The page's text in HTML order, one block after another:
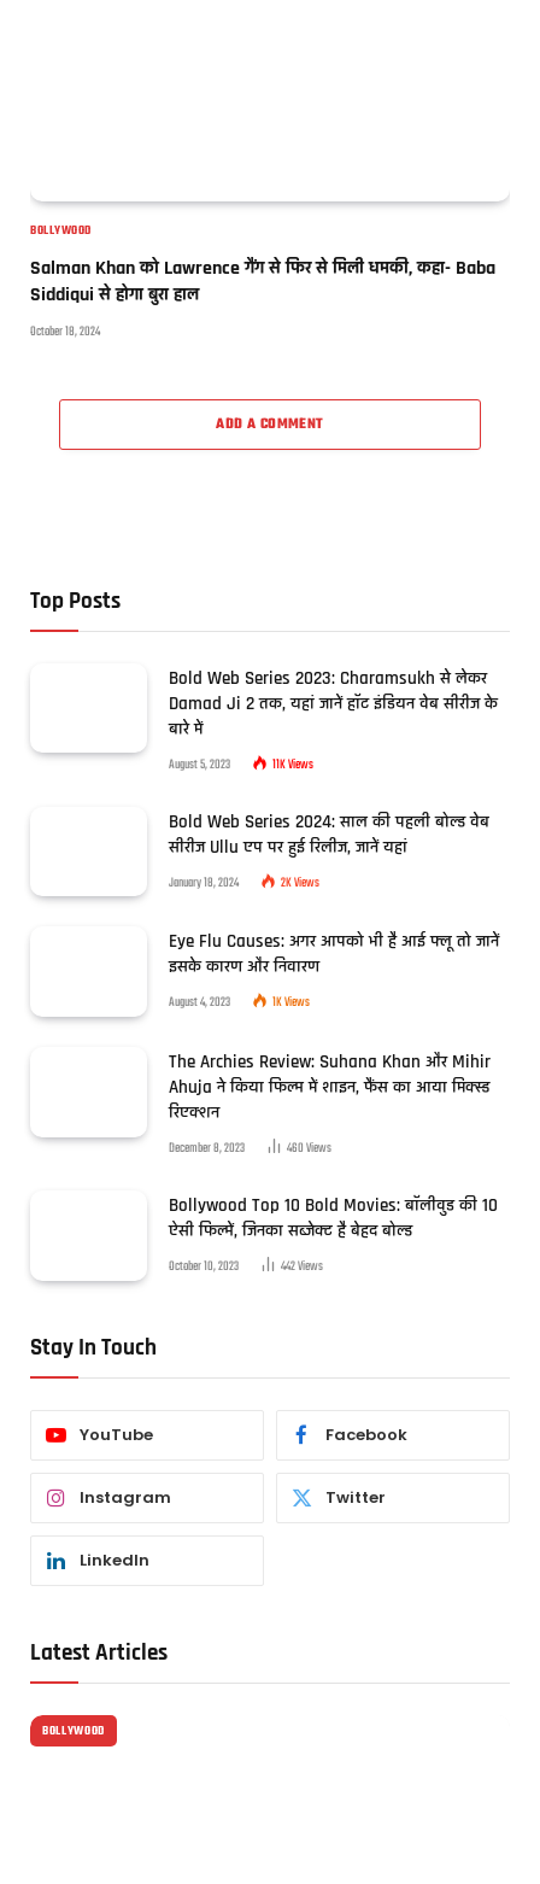
BOLLYWOOD
Salman Khan को Lawrence गैंग से फिर से मिली धमकी, कहा- Baba
Siddiqui से होगा बुरा हाल
October 18, 2024
ADD A COMMENT
Top Posts
Bold Web Series 2023: Charamsukh से लेकर
Damad Ji 2 तक, यहां जानें हॉट इंडियन वेब सीरीज के
बारे में
August 5, 2023 11KViews
Bold Web Series 2024: साल की पहली बोल्ड वेब
सीरीज Ullu एप पर हुई रिलीज, जानें यहां
January 18, 2024 2KViews
Eye Flu Causes: अगर आपको भी है आई फ्लू तो जानें
इसके कारण और निवारण
August 4, 2023 1KViews
The Archies Review: Suhana Khan और Mihir
Ahuja ने किया फिल्म में शाइन, फैंस का आया मिक्स्ड
रिएक्शन
December 8, 2023 460Views
Bollywood Top 10 Bold Movies: बॉलीवुड की 10
ऐसी फिल्में, जिनका सब्जेक्ट है बेहद बोल्ड
October 10, 2023 442Views
Stay In Touch
YouTube Facebook
Instagram Twitter
LinkedIn
Latest Articles
BOLLYWOOD